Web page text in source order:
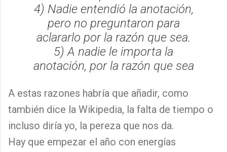
4) Nadie entendió la anotación,
pero no preguntaron para
aclararlo por la razón que sea.
5) A nadie le importa la
anotación, por la razón que sea
A estas razones habría que añadir, como
también dice la Wikipedia, la falta de tiempo o
incluso diría yo, la pereza que nos da.
Hay que empezar el año con energías